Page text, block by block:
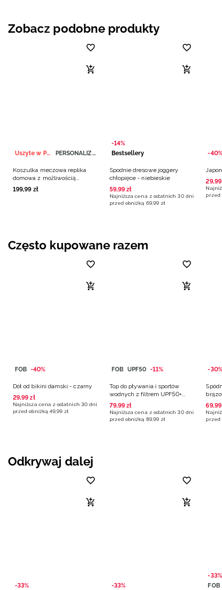
Zobacz podobne produkty
Uszyte w Polsce PERSONALIZACJA
Koszulka meczowa replika
domowa z możliwością
personalizacji męska 4F x
Polska Siatkówka - biała
199,99 zł
-14%
Bestsellery
Spodnie dresowe joggery
chłopięce - niebieskie
59,99 zł
Najniższa cena z ostatnich 30 dni
przed obniżką 69,99 zł
-40%
29,99
przed
Często kupowane razem
FOB -40%
Dół od bikini damski - czarny
29,99 zł
Najniższa cena z ostatnich 30 dni
przed obniżką 49,99 zł
FOB UPF50 -11%
Top do pływania i sportów
wodnych z filtrem UPF50+
damski - czarny
79,99 zł
Najniższa cena z ostatnich 30 dni
przed obniżką 89,99 zł
-30%
69,99
przed
Odkrywaj dalej
-33% -33%
-33%
FOB